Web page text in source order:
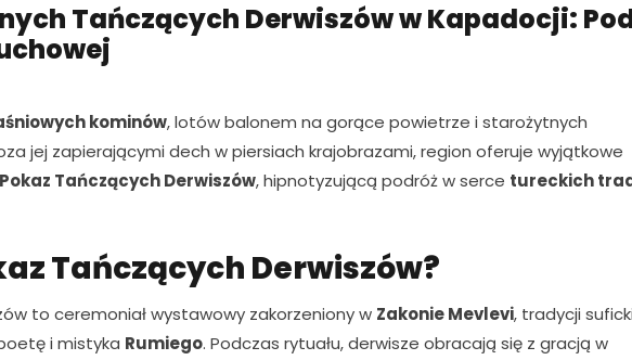
Tańczących Derwiszów w Kapadocji:
kominów, lotów balonem na gorące powietrze i starożytnych
jej zapierającymi dech w piersiach krajobrazami, region oferuje wyjątkowe
Pokaz Tańczących Derwiszów, hipnotyzującą podróż w serce tureckich
Tańczących Derwiszów?
to ceremoniał wystawowy zakorzeniony w Zakonie Mevlevi, tradycji
i mistyka Rumiego. Podczas rytuału, derwisze obracają się z gracją w